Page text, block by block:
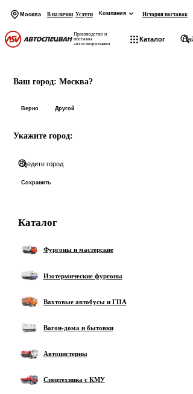
Москва В наличии Услуги Компания История поставок
Производство и
поставка
автоспецтехники
Каталог
Ваш город: Москва?
Верно Другой
Укажите город:
Сохранить
Каталог
Фургоны и мастерские
Изотермические фургоны
Вахтовые автобусы и ГПА
Вагон-дома и бытовки
Автоцистерны
Спецтехника с КМУ